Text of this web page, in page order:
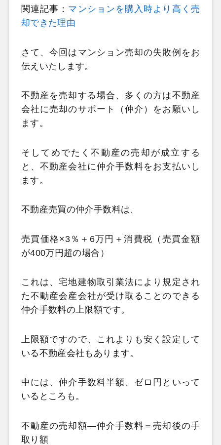
関連記事： マンションを購入時より高く売
却できた理由
さて、今回はマンション売却の失敗例をお
伝えいたします。
不動産を売却する場合、多くの方は不動産
会社に売却のサポート（仲介）をお願いし
ます。
そしてめでたく不動産の売却が成立する
と、不動産会社に仲介手数料をお支払いし
ます。
不動産売買の仲介手数料は、
売買価格×3％＋6万円＋消費税（売買金額
が400万円超の場合）
これは、宅地建物取引業法により規定され
た不動産会産会社が受け取ることのできる
仲介手数料の上限額です。
上限額ですので、これよりも安く設定して
いる不動産会社もあります。
中には、仲介手数料半額、ゼロ円といって
いるところも。
不動産の売却額―仲介手数料＝売却後の手
取り額